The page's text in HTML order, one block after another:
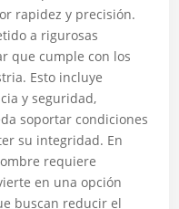
rapidez y precisión.
a rigurosas
que cumple con los
Esto incluye
y seguridad,
soportar condiciones
su integridad. En
requiere
en una opción
buscan reducir el